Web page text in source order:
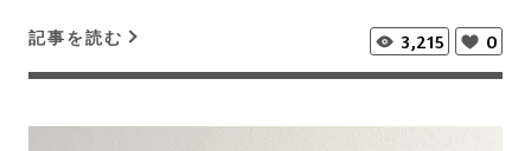
記事を読む 3,215 0